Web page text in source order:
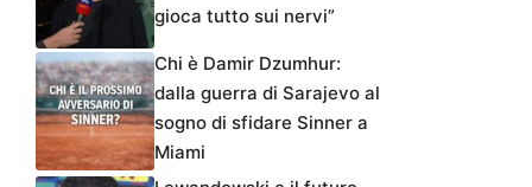
gioca tutto sui nervi”
Chi è Damir Dzumhur:
dalla guerra di Sarajevo al
sogno di sfidare Sinner a
Miami